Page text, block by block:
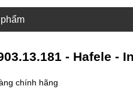
- Hafele -
chính hãng